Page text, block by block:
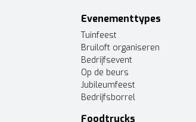
Evenementtypes
Tuinfeest
Bruiloft organiseren
Bedrijfsevent
Op de beurs
Jubileumfeest
Bedrijfsborrel
Foodtrucks